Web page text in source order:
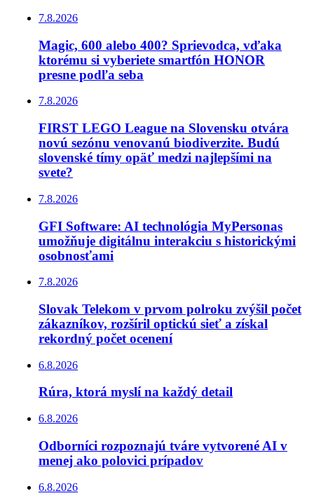
7.8.2026
Magic, 600 alebo 400? Sprievodca, vďaka
ktorému si vyberiete smartfón HONOR
presne podľa seba
7.8.2026
FIRST LEGO League na Slovensku otvára
novú sezónu venovanú biodiverzite. Budú
slovenské tímy opäť medzi najlepšími na
svete?
7.8.2026
GFI Software: AI technológia MyPersonas
umožňuje digitálnu interakciu s historickými
osobnosťami
7.8.2026
Slovak Telekom v prvom polroku zvýšil počet
zákazníkov, rozšíril optickú sieť a získal
rekordný počet ocenení
6.8.2026
Rúra, ktorá myslí na každý detail
6.8.2026
Odborníci rozpoznajú tváre vytvorené AI v
menej ako polovici prípadov
6.8.2026